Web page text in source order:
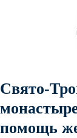
Свято-
помощь